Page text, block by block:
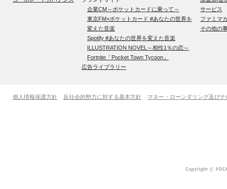
企業CM～ポケットカードに乗って～
東京FM×ポケットカード #あなたの世界を
変えた音楽
Spotify #あなたの世界を変えた音楽
ILLUSTRATION NOVEL～相性1％の恋～
Fortnite「Pocket Town Tycoon」
広告ライブラリー
サービス
ファミマ
その他の
個人情報保護方針 反社会的勢力に対する基本方針 マネー・ローンダリング及び